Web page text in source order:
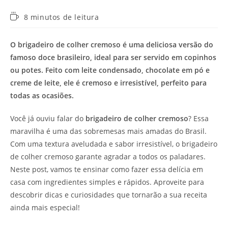
Tempo8 minutos de leitura
O brigadeiro de colher cremoso é uma deliciosa versão do
famoso doce brasileiro, ideal para ser servido em copinhos
ou potes. Feito com leite condensado, chocolate em pó e
creme de leite, ele é cremoso e irresistível, perfeito para
todas as ocasiões.
Você já ouviu falar do brigadeiro de colher cremoso? Essa
maravilha é uma das sobremesas mais amadas do Brasil.
Com uma textura aveludada e sabor irresistível, o brigadeiro
de colher cremoso garante agradar a todos os paladares.
Neste post, vamos te ensinar como fazer essa delícia em
casa com ingredientes simples e rápidos. Aproveite para
descobrir dicas e curiosidades que tornarão a sua receita
ainda mais especial!